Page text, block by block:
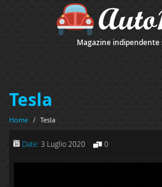
Magazine
Tesla
Home / Tesla
Date: 3 Luglio 2020 0